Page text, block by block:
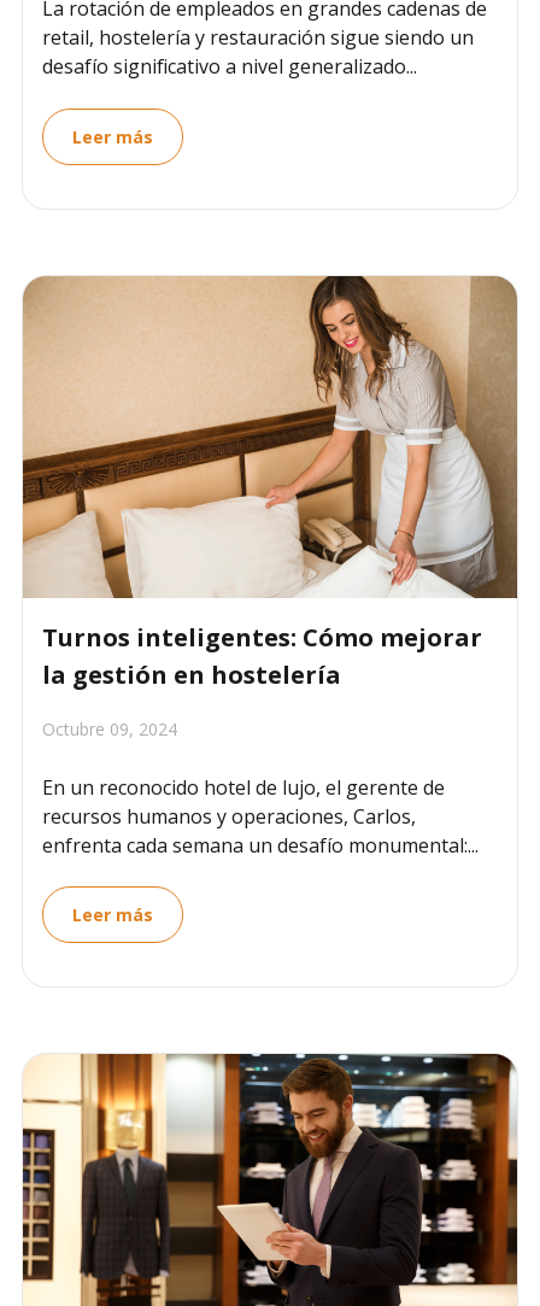
La rotación de empleados en grandes cadenas de
retail, hostelería y restauración sigue siendo un
desafío significativo a nivel generalizado...
Leer más
Turnos inteligentes: Cómo mejorar
la gestión en hostelería
Octubre 09, 2024
En un reconocido hotel de lujo, el gerente de
recursos humanos y operaciones, Carlos,
enfrenta cada semana un desafío monumental:...
Leer más